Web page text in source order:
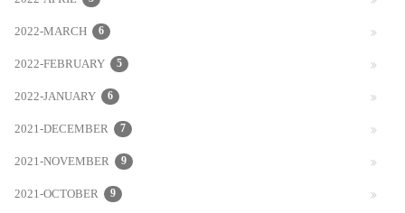
2022-MARCH 6
2022-FEBRUARY 5
2022-JANUARY 6
2021-DECEMBER 7
2021-NOVEMBER 9
2021-OCTOBER 9